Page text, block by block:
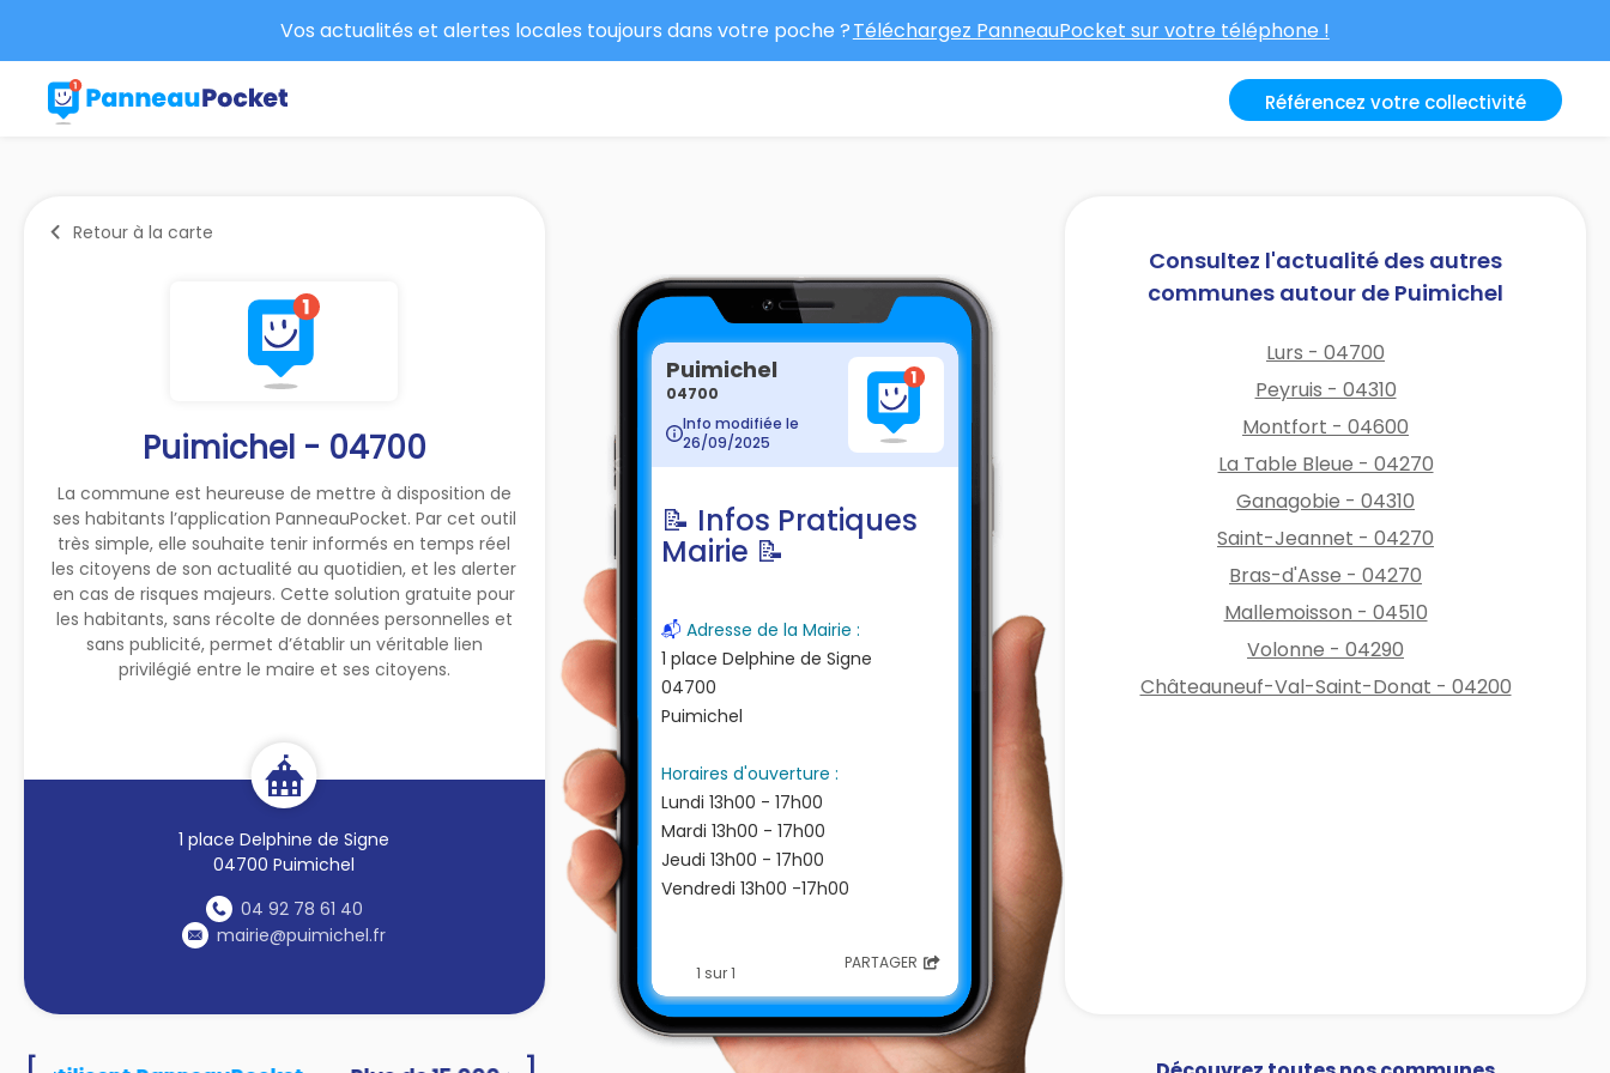
Vos actualités et alertes locales toujours dans votre poche ?Téléchargez PanneauPocket sur votre téléphone !
Référencez votre collectivité
Retour à la carte
Puimichel - 04700
La commune est heureuse de mettre à disposition de
ses habitants l’application PanneauPocket. Par cet outil
très simple, elle souhaite tenir informés en temps réel
les citoyens de son actualité au quotidien, et les alerter
en cas de risques majeurs. Cette solution gratuite pour
les habitants, sans récolte de données personnelles et
sans publicité, permet d’établir un véritable lien
privilégié entre le maire et ses citoyens.
1 place Delphine de Signe
04700 Puimichel
04 92 78 61 40
mairie@puimichel.fr
Puimichel
04700
Info modifiée le
26/09/2025
📝 Infos Pratiques
Mairie 📝
📬 Adresse de la Mairie :
1 place Delphine de Signe
04700
Puimichel
Horaires d'ouverture :
Lundi 13h00 - 17h00
Mardi 13h00 - 17h00
Jeudi 13h00 - 17h00
Vendredi 13h00 -17h00
04 92 78 61 40
📩mairie@puimichel.fr
1 sur 1 PARTAGER
Consultez l'actualité des autres
communes autour de Puimichel
Lurs - 04700
Peyruis - 04310
Montfort - 04600
La Table Bleue - 04270
Ganagobie - 04310
Saint-Jeannet - 04270
Bras-d'Asse - 04270
Mallemoisson - 04510
Volonne - 04290
Châteauneuf-Val-Saint-Donat - 04200